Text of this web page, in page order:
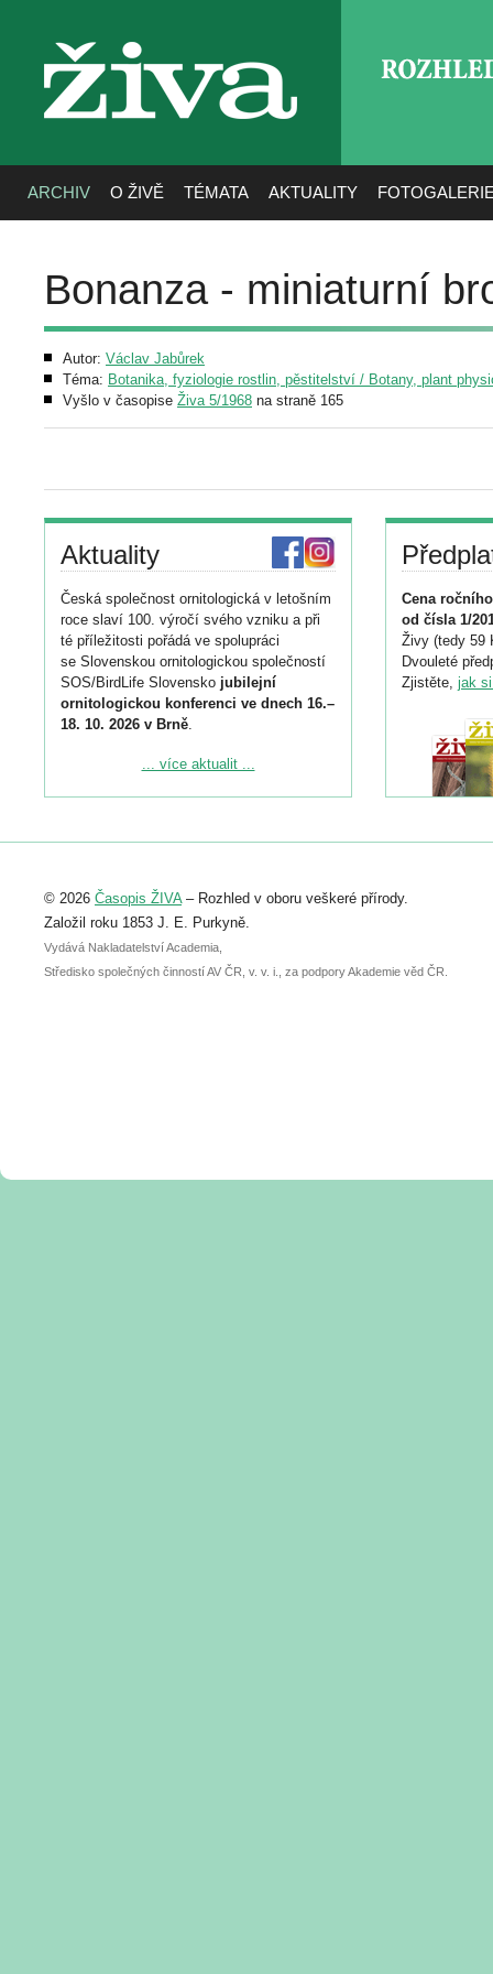
živa
ARCHIV O ŽIVĚ TÉMATA AKTUALITY
Bonanza - miniaturní
Autor: Václav Jabůrek
Téma: Botanika, fyziologie rostlin, pěstitelství / Botany, plant
Vyšlo v časopise Živa 5/1968 na straně 165
Aktuality
Česká společnost ornitologická v letošním
roce slaví 100. výročí svého vzniku a při
té příležitosti pořádá ve spolupráci
se Slovenskou ornitologickou společností
SOS/BirdLife Slovensko jubilejní
ornitologickou konferenci ve dnech 16.–
18. 10. 2026 v Brně.
Podrobnější informace ke konferenci
Registrovat se můžete do 6. září.
abstraktu přihlášené přednášky nebo
posteru je už 30. června.
... více aktualit ...
Cena
od čísla 1/
Živy (tedy 59
Dvouleté
Zjistěte, jak
© 2026 Časopis ŽIVA– Rozhled v oboru veškeré přírody.
Založil roku 1853 J. E. Purkyně.
Vydává Nakladatelství Academia,
Středisko společných činností AV ČR, v. v. i., za podpory Akademie věd ČR.